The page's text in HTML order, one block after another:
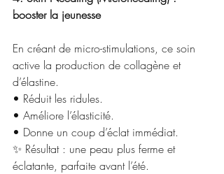
booster la jeunesse
En créant de micro-stimulations, ce soin
active la production de collagène et
d’élastine.
• Réduit les ridules.
• Améliore l’élasticité.
• Donne un coup d’éclat immédiat.
✨ Résultat : une peau plus ferme et
éclatante, parfaite avant l’été.